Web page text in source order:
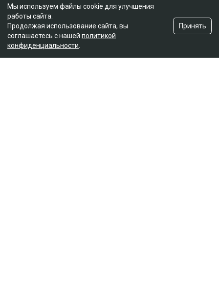
Мы используем файлы cookie для улучшения
работы сайта.
Продолжая использование сайта, вы
соглашаетесь с нашей политикой
конфиденциальности
Принять